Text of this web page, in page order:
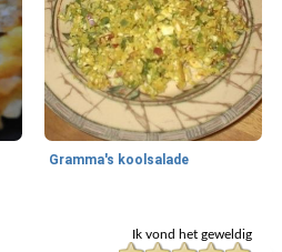
Gramma's koolsalade
Ik vond het geweldig